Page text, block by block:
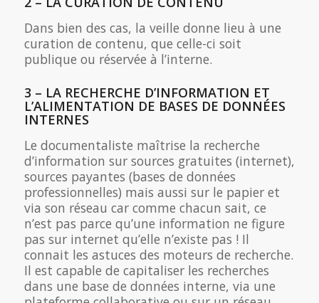
Dans bien des cas, la veille donne lieu à une
curation de contenu, que celle-ci soit
publique ou réservée à l’interne.
3 – LA RECHERCHE D’INFORMATION ET
L’ALIMENTATION DE BASES DE DONNÉES
INTERNES
Le documentaliste maîtrise la recherche
d’information sur sources gratuites (internet),
sources payantes (bases de données
professionnelles) mais aussi sur le papier et
via son réseau car comme chacun sait, ce
n’est pas parce qu’une information ne figure
pas sur internet qu’elle n’existe pas ! Il
connait les astuces des moteurs de recherche.
Il est capable de capitaliser les recherches
dans une base de données interne, via une